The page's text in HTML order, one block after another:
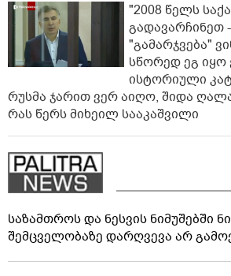
"2008 წელს
გადავარჩინეთ
"გამარჯვება"
სწორედ ეგ
ისტორიული
რუსმა ჯარით ვერ აიღო, შიდა
რას წერს მიხეილ სააკაშვილი
საზამთროს და ნესვის ნიმუშებში
შემცველობაზე დარღვევა არ